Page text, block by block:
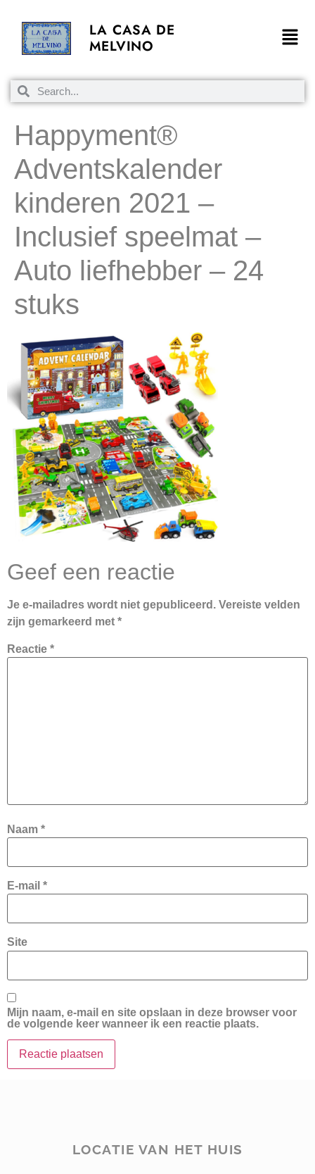
LA CASA DE
MELVINO
Happyment®
Adventskalender
kinderen 2021 –
Inclusief speelmat –
Auto liefhebber – 24
stuks
Geef een reactie
Je e-mailadres wordt niet gepubliceerd. Vereiste velden
zijn gemarkeerd met *
Reactie *
Naam *
E-mail *
Site
Mijn naam, e-mail en site opslaan in deze browser voor
de volgende keer wanneer ik een reactie plaats.
LOCATIE VAN HET HUIS